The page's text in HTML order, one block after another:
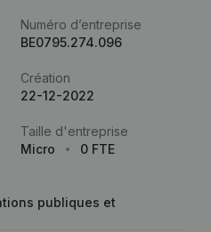
Numéro d’entreprise
BE0795.274.096
Création
22-12-2022
Taille d'entreprise
Micro
0 FTE
publiques et